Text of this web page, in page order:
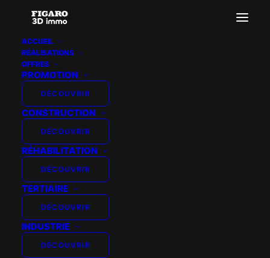
ACCUEIL
RÉALISATIONS
OFFRES
PROMOTION
DÉCOUVRIR
CONSTRUCTION
DÉCOUVRIR
RÉHABILITATION
DÉCOUVRIR
TERTIAIRE
DÉCOUVRIR
INDUSTRIE
DÉCOUVRIR
Notre portfolio
AFFICHER LES FILTRES